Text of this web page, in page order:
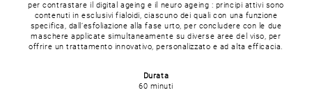
per contrastare il digital ageing e il neuro ageing : principi attivi sono
contenuti in esclusivi fialoidi, ciascuno dei quali con una funzione
specifica, dall’esfoliazione alla fase urto, per concludere con le due
maschere applicate simultaneamente su diverse aree del viso, per
offrire un trattamento innovativo, personalizzato e ad alta efficacia.
Durata
60 minuti